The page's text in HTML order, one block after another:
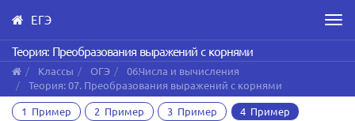
Skip
to
main
content
ЕГЭ
Теория: Преобразования выражений с корнями
Классы ОГЭ
06.Числа и вычисления
Теория: 07. Преобразования выражений с корнями
1 Пример
2 Пример 3 Пример
4 Пример